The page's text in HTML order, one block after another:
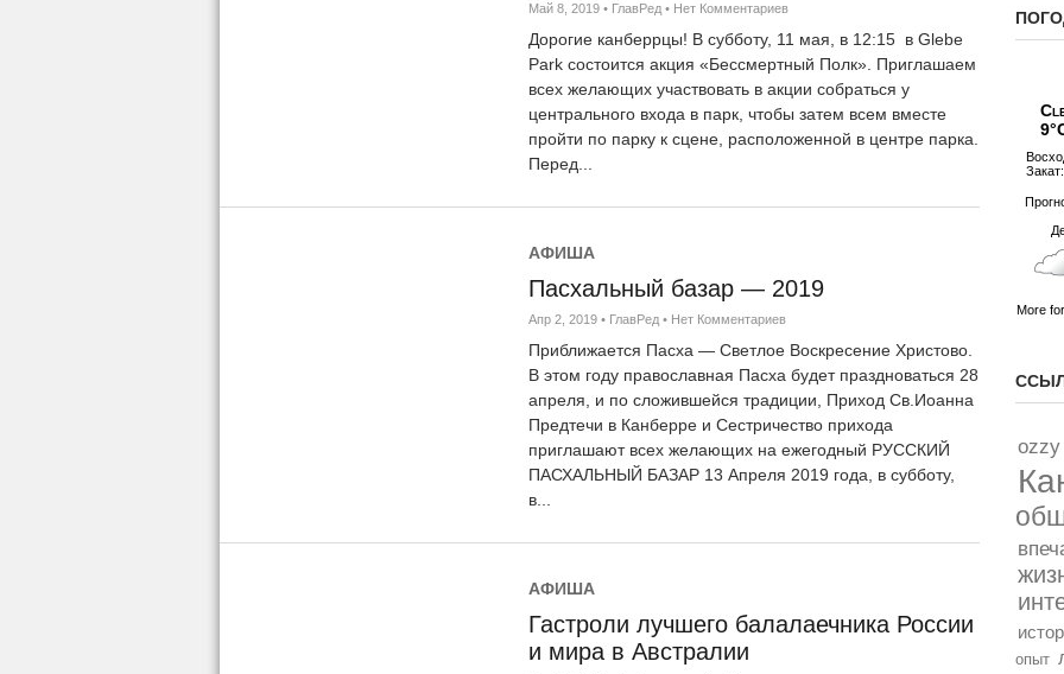
Нет
Сегодня, 25 апреля 2026
мероприятия, посвящённые
дат национальной памяти.
военнослужащим Австралии
участвовавшим в военных
Во многих...
Теракт на Бондае:
властей
Дек 16, 2025• ГлавРед
14 декабря 2025 года в
Beach, произошёл крупный
Австралию и мир. Вечером,
время общественного
празднования первой ночи
вооружённых человека
Май 8, 2019 • ГлавРед • Нет Комментариев
Дорогие канберрцы! В субботу, 11 мая, в 12:15 в Glebe
Park состоится акция «Бессмертный Полк». Приглашаем
всех желающих участвовать в акции собраться у
центрального входа в парк, чтобы затем всем вместе
пройти по парку к сцене, расположенной в центре парка.
Перед...
АФИША
Пасхальный базар — 2019
Апр 2, 2019 • ГлавРед • Нет Комментариев
Приближается Пасха — Светлое Воскресение Христово.
В этом году православная Пасха будет праздноваться 28
апреля, и по сложившейся традиции, Приход Св.Иоанна
Предтечи в Канберре и Сестричество прихода
приглашают всех желающих на ежегодный РУССКИЙ
ПАСХАЛЬНЫЙ БАЗАР 13 Апреля 2019 года, в субботу,
в...
АФИША
Гастроли лучшего балалаечника России
и мира в Австралии
More
ozzy
опыт